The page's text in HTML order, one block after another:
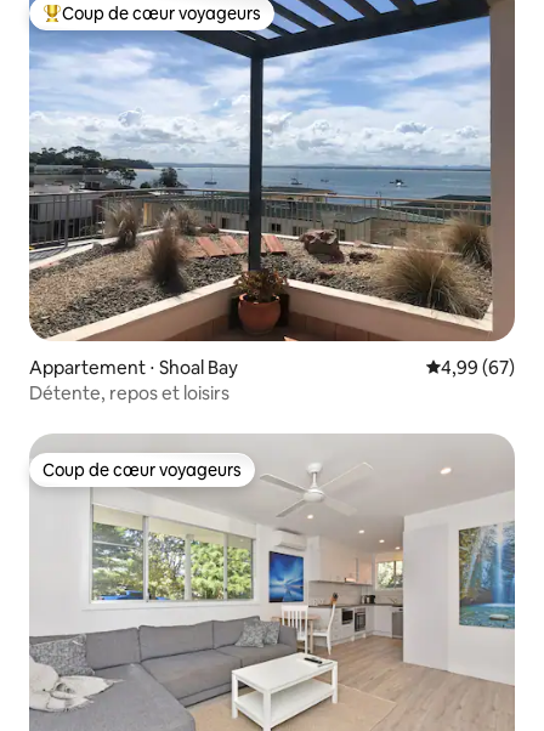
Coups de cœur voyageurs les plus appréciés
Coup de cœur voyageurs
Appartement ⋅ Shoal Bay Évaluation
4,99 (67)
Détente, repos et loisirs
Coup de cœur voyageurs
Coup de cœur voyageurs